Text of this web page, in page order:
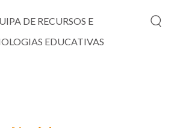
DE RECURSOS E
EDUCATIVAS